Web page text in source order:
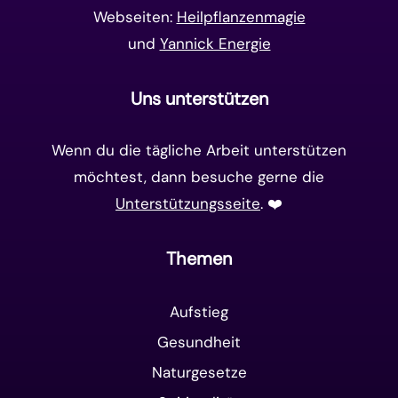
Webseiten: Heilpflanzenmagie
und Yannick Energie
Uns unterstützen
Wenn du die tägliche Arbeit unterstützen
möchtest, dann besuche gerne die
Unterstützungsseite. ❤️️
Themen
Aufstieg
Gesundheit
Naturgesetze